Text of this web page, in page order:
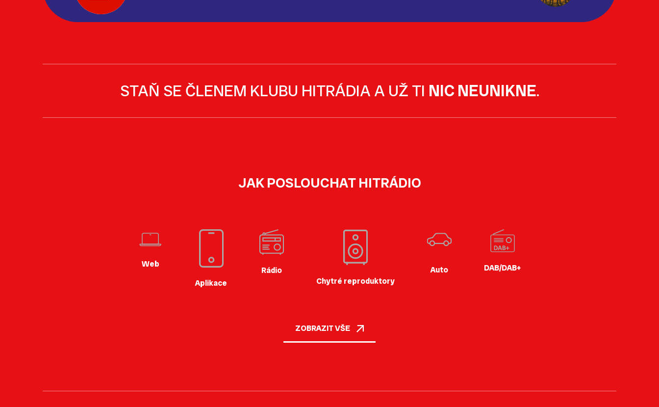
STAŇ SE ČLENEM KLUBU HITRÁDIA A UŽ TI NIC NEUNIKNE.
JAK POSLOUCHAT HITRÁDIO
Web
Aplikace
Rádio
Chytré reproduktory
Auto DAB/DAB+
ZOBRAZIT VŠE